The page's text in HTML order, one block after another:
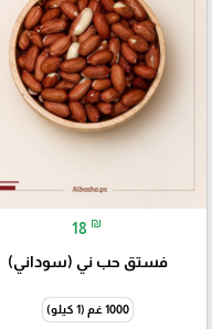
18 ₪
فستق حب ني (سوداني)
1000 غم (1 كيلو)